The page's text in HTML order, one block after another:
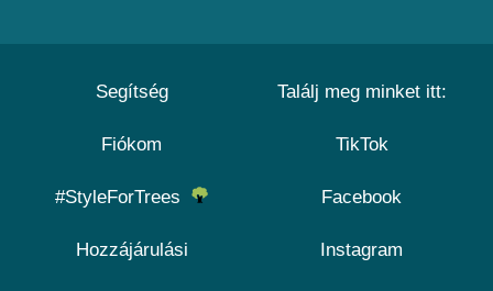
Segítség
Fiókom
#StyleForTrees
Hozzájárulási
Találj meg minket itt:
TikTok
Facebook
Instagram